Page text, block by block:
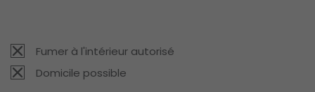
Fumer à l'intérieur autorisé
Domicile possible